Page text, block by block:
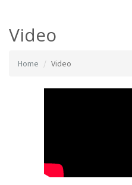
Video
Home Video